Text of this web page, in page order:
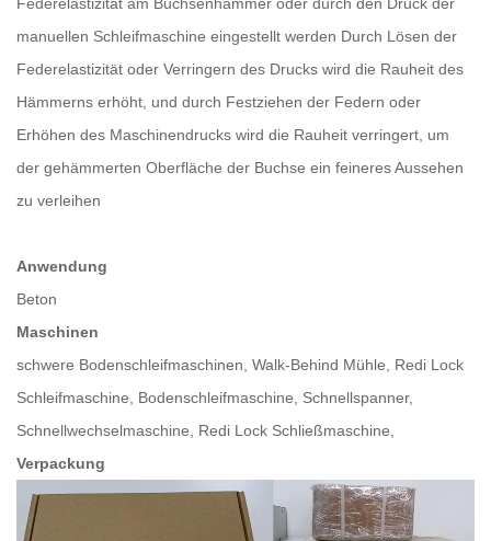
manuellen Schleifmaschine eingestellt werden Durch Lösen der
Federelastizität oder Verringern des Drucks wird die Rauheit des
Hämmerns erhöht, und durch Festziehen der Federn oder
Erhöhen des Maschinendrucks wird die Rauheit verringert, um
der gehämmerten Oberfläche der Buchse ein feineres Aussehen
zu verleihen
Anwendung
Beton
Maschinen
schwere Bodenschleifmaschinen, Walk-Behind Mühle, Redi Lock
Schleifmaschine, Bodenschleifmaschine, Schnellspanner,
Schnellwechselmaschine, Redi Lock Schließmaschine,
Verpackung